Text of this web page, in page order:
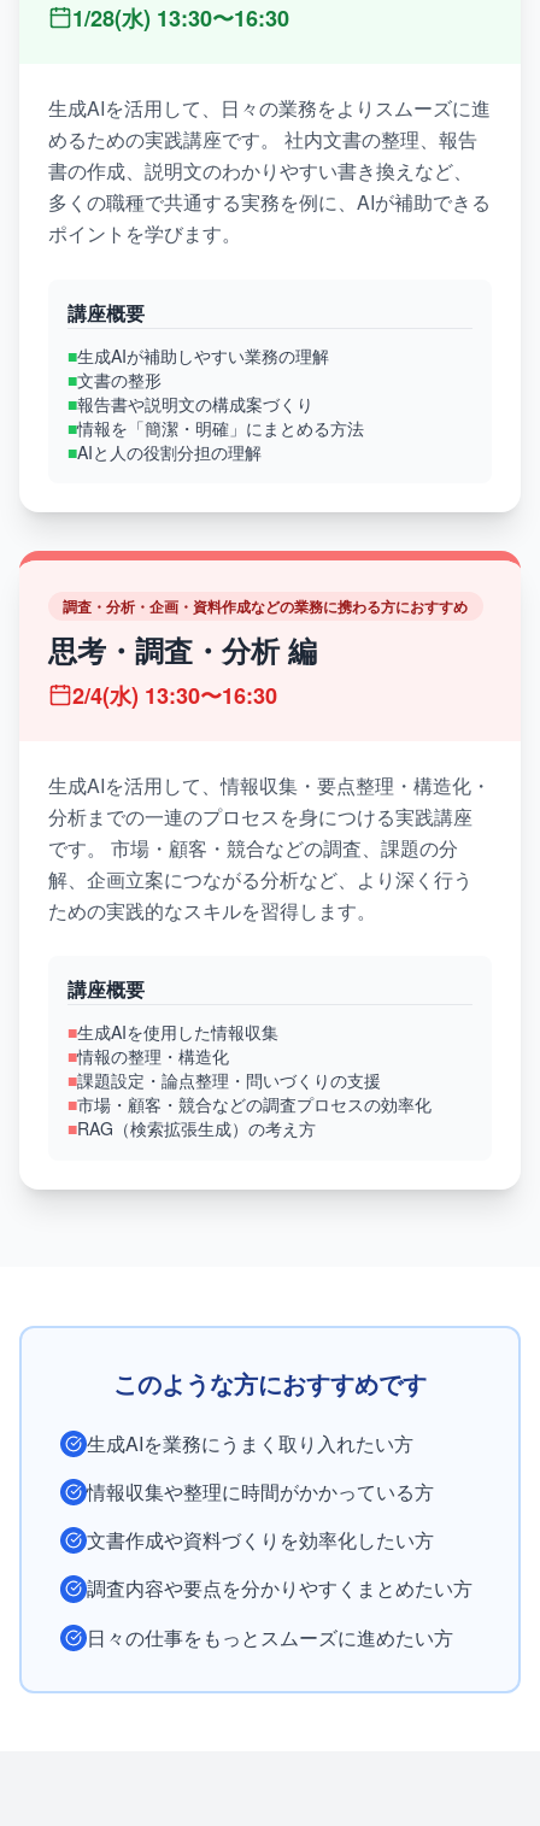
1/28(水) 13:30〜16:30
生成AIを活用して、日々の業務をよりスムーズに進
めるための実践講座です。 社内文書の整理、報告
書の作成、説明文のわかりやすい書き換えなど、
多くの職種で共通する実務を例に、AIが補助できる
ポイントを学びます。
講座概要
■生成AIが補助しやすい業務の理解
■文書の整形
■報告書や説明文の構成案づくり
■情報を「簡潔・明確」にまとめる方法
■AIと人の役割分担の理解
調査・分析・企画・資料作成などの業務に携わる方におすすめ
思考・調査・分析 編
2/4(水) 13:30〜16:30
生成AIを活用して、情報収集・要点整理・構造化・
分析までの一連のプロセスを身につける実践講座
です。 市場・顧客・競合などの調査、課題の分
解、企画立案につながる分析など、より深く行う
ための実践的なスキルを習得します。
講座概要
■生成AIを使用した情報収集
■情報の整理・構造化
■課題設定・論点整理・問いづくりの支援
■市場・顧客・競合などの調査プロセスの効率化
■RAG（検索拡張生成）の考え方
このような方におすすめです
生成AIを業務にうまく取り入れたい方
情報収集や整理に時間がかかっている方
文書作成や資料づくりを効率化したい方
調査内容や要点を分かりやすくまとめたい方
日々の仕事をもっとスムーズに進めたい方